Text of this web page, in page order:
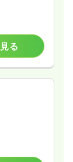
る